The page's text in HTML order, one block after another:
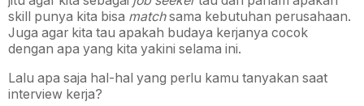
skill punya kita bisa matchsama kebutuhan perusahaan.
Juga agar kita tau apakah budaya kerjanya cocok
dengan apa yang kita yakini selama ini.
Lalu apa saja hal-hal yang perlu kamu tanyakan saat
interview kerja?